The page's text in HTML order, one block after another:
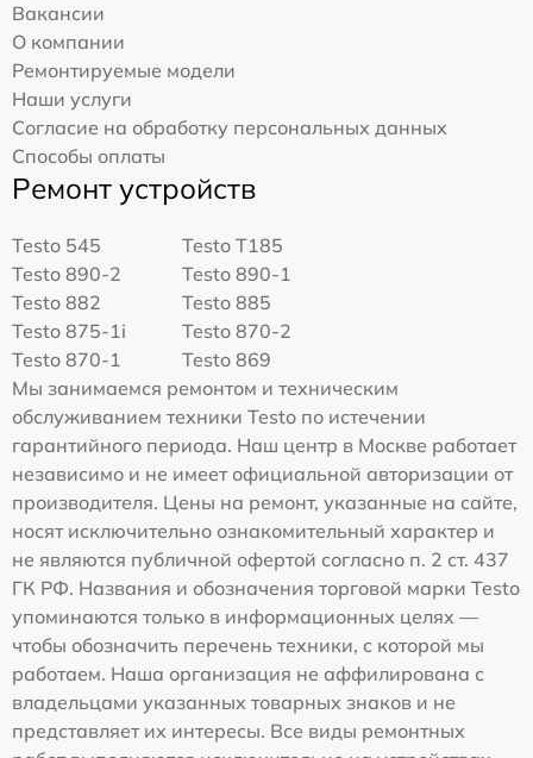
Вакансии
О компании
Ремонтируемые модели
Наши услуги
Согласие на обработку персональных данных
Способы оплаты
Ремонт устройств
Testo 545
Testo T185
Testo 890-2
Testo 890-1
Testo 882
Testo 885
Testo 875-1i
Testo 870-2
Testo 870-1
Testo 869
Мы занимаемся ремонтом и техническим
обслуживанием техники Testo по истечении
гарантийного периода. Наш центр в Москве работает
независимо и не имеет официальной авторизации от
производителя. Цены на ремонт, указанные на сайте,
носят исключительно ознакомительный характер и
не являются публичной офертой согласно п. 2 ст. 437
ГК РФ. Названия и обозначения торговой марки Testo
упоминаются только в информационных целях —
чтобы обозначить перечень техники, с которой мы
работаем. Наша организация не аффилирована с
владельцами указанных товарных знаков и не
представляет их интересы. Все виды ремонтных